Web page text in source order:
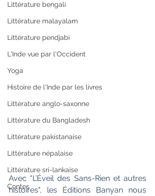
Littérature bengali
Littérature malayalam
Littérature pendjabi
L'Inde vue par l'Occident
Yoga
Histoire de l'Inde par les livres
Littérature anglo-saxonne
Littérature du Bangladesh
Littérature pakistanaise
Littérature népalaise
Littérature sri-lankaise
Contes
Avec "L’Éveil des Sans-Rien et autres
histoires", les Éditions Banyan nous